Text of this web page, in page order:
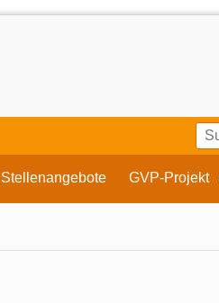
Stellenangebote GVP-Projekt